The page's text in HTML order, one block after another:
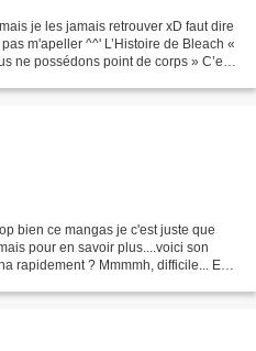
je les jamais retrouver xD faut dire
m'apeller ^^' L’Histoire de Bleach «
ne possédons point de corps » C’est
bien ce mangas je c'est juste que
pour en savoir plus....voici son
rapidement ? Mmmmh, difficile... En